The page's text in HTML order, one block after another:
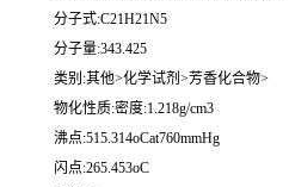
分子式:C21H21N5
分子量:343.425
类别:其他>化学试剂>芳香化合物>
物化性质:密度:1.218g/cm3
沸点:515.314oCat760mmHg
闪点:265.453oC